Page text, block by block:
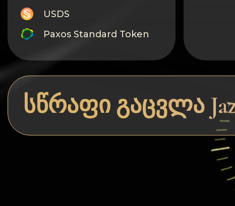
USDS
Paxos Standard Token
Tron
Litecoin
GRAM
Notcoin (NOT)
სწრაფი გაცვლა